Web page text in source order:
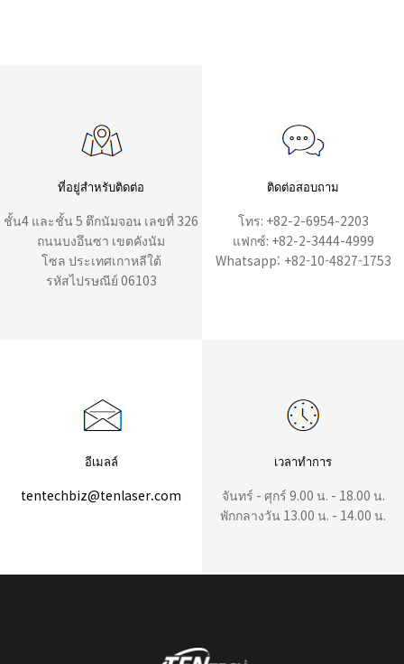
ที่อยู่สำหรับติดต่อ
ชั้น4 และชั้น 5 ตึกนัมจอน เลขที่ 326
ถนนบงอึนซา เขตคังนัม
โซล ประเทศเกาหลีใต้
รหัสไปรษณีย์ 06103
ติดต่อสอบถาม
โทร: +82-2-6954-2203
แฟกซ์: +82-2-3444-4999
Whatsapp: +82-10-4827-1753
อีเมลล์
tentechbiz@tenlaser.com
เวลาทำการ
จันทร์ - ศุกร์ 9.00 น. - 18.00 น.
พักกลางวัน 13.00 น. - 14.00 น.